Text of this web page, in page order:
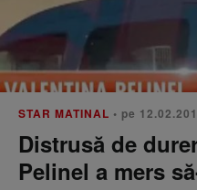
STAR MATINAL • pe
Distrusă de
Pelinel a mers